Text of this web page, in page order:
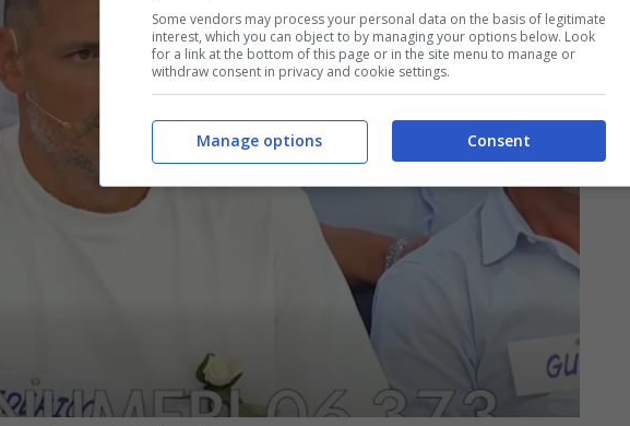
Some vendors may process your personal data on the basis of legitimate
interest, which you can object to by managing your options below. Look
for a link at the bottom of this page or in the site menu to manage or
withdraw consent in privacy and cookie settings.
Consent
Manage options